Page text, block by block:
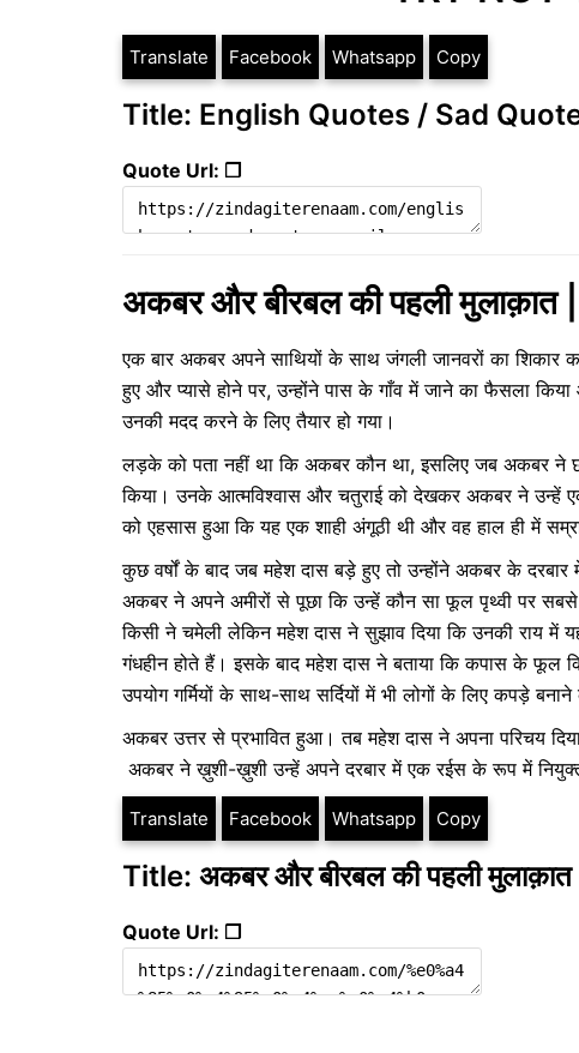
Translate Facebook Whatsapp Copy
Title: English Quotes / Sad
Quote Url: ❐
अकबर और बीरबल की पहली
एक बार अकबर अपने साथियों के साथ जंगली जानवरों का
हुए और प्यासे होने पर, उन्होंने पास के गाँव में जाने का फैसला
उनकी मदद करने के लिए तैयार हो गया।
लड़के को पता नहीं था कि अकबर कौन था, इसलिए जब अकबर ने
किया। उनके आत्मविश्वास और चतुराई को देखकर अकबर ने उन्हें
को एहसास हुआ कि यह एक शाही अंगूठी थी और वह हाल ही में
कुछ वर्षों के बाद जब महेश दास बड़े हुए तो उन्होंने अकबर के
अकबर ने अपने अमीरों से पूछा कि उन्हें कौन सा फूल पृथ्वी पर
किसी ने चमेली लेकिन महेश दास ने सुझाव दिया कि उनकी राय
गंधहीन होते हैं। इसके बाद महेश दास ने बताया कि कपास के फूल
उपयोग गर्मियों के साथ-साथ सर्दियों में भी लोगों के लिए कपड़े
अकबर उत्तर से प्रभावित हुआ। तब महेश दास ने अपना परिचय
अकबर ने ख़ुशी-ख़ुशी उन्हें अपने दरबार में एक रईस के रूप में
Translate Facebook Whatsapp Copy
Title: अकबर और बीरबल की पहली
Quote Url: ❐